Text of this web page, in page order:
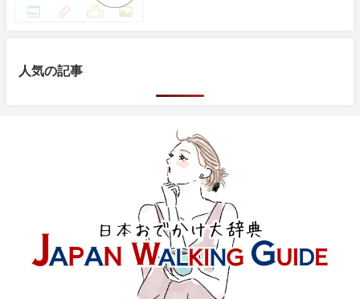
人気の記事